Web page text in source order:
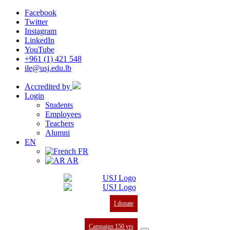
Facebook
Twitter
Instagram
LinkedIn
YouTube
+961 (1) 421 548
ile@usj.edu.lb
Accredited by
Login
Students
Employees
Teachers
Alumni
EN
FR
AR
I donate
Campaign 150 yrs